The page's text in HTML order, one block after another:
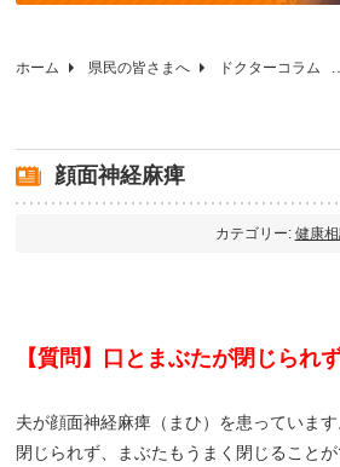
ホーム 県民の皆さまへ ドクターコラム
顔面神経麻痺
カテゴリー: 健康
【質問】口とまぶたが閉じられ
夫が顔面神経麻痺（まひ）を患っていま
閉じられず、まぶたもうまく閉じること